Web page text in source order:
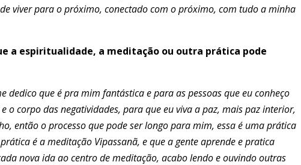
viver para o próximo, conectado com o próximo, com tudo a minha
a espiritualidade, a meditação ou outra prática pode
dedico que é pra mim fantástica e para as pessoas que eu conheço
corpo das negatividades, para que eu viva a paz, mais paz interior,
então o processo que pode ser longo para mim, essa é uma prática
é a meditação Vipassanã, e que a gente aprende e pratica
nova ida ao centro de meditação, acabo lendo e ouvindo outras